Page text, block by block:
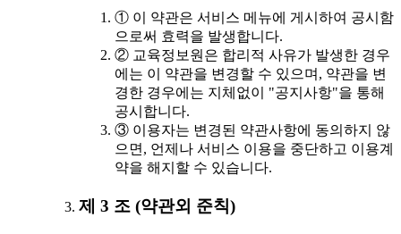
① 이 약관은 서비스 메뉴에 게시하여 공시함
으로써 효력을 발생합니다.
② 교육정보원은 합리적 사유가 발생한 경우
에는 이 약관을 변경할 수 있으며, 약관을 변
경한 경우에는 지체없이 "공지사항"을 통해
공시합니다.
③ 이용자는 변경된 약관사항에 동의하지 않
으면, 언제나 서비스 이용을 중단하고 이용계
약을 해지할 수 있습니다.
제 3 조 (약관외 준칙)